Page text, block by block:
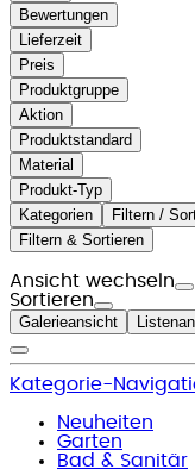
Bewertungen
Lieferzeit
Preis
Produktgruppe
Aktion
Produktstandard
Material
Produkt-Typ
Kategorien
Filtern /
Filtern & Sortieren
Ansicht wechseln
Sortieren
Galerieansicht
Kategorie-
Neuheiten
Garten
Bad & Sanitär